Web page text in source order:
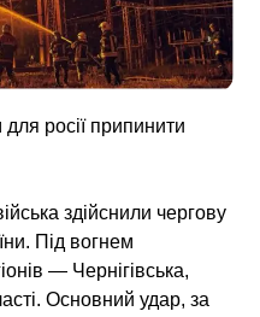
росії припинити
здійснили чергову
Під вогнем
— Чернігівська,
Основний удар, за